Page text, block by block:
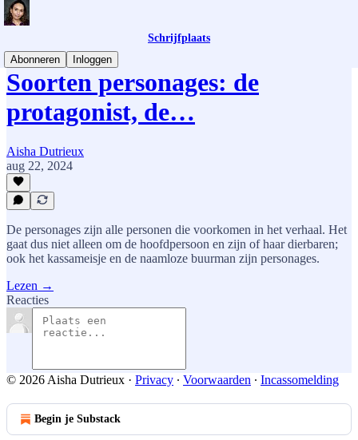
Schrijfplaats
Abonneren
Inloggen
Soorten personages: de
protagonist, de…
Aisha Dutrieux
aug 22, 2024
De personages zijn alle personen die voorkomen in het verhaal. Het
gaat dus niet alleen om de hoofdpersoon en zijn of haar dierbaren;
ook het kassameisje en de naamloze buurman zijn personages.
Lezen →
Reacties
© 2026 Aisha Dutrieux · Privacy ∙ Voorwaarden ∙ Incassomelding
Begin je Substack